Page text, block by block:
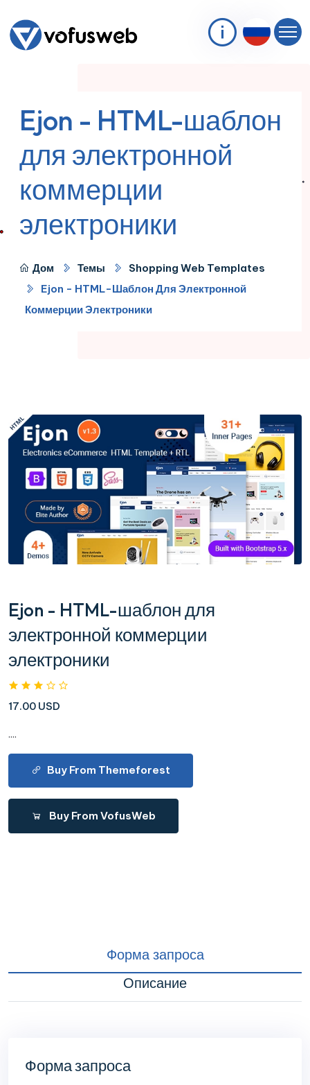
Ejon - HTML-шаблон
для электронной
коммерции
электроники
Дом Темы
Shopping Web Templates
Ejon - HTML-Шаблон Для Электронной
Коммерции Электроники
Ejon - HTML-шаблон для
электронной коммерции
электроники
17.00 USD
....
Buy From Themeforest
Buy From VofusWeb
Форма запроса
Описание
Форма запроса